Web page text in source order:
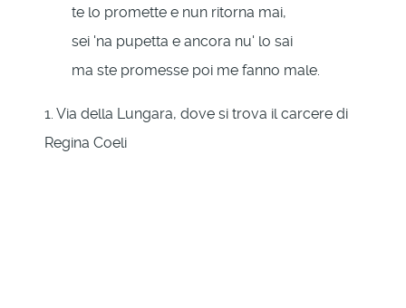
te lo promette e nun ritorna mai,
sei 'na pupetta e ancora nu' lo sai
ma ste promesse poi me fanno male.
1. Via della Lungara, dove si trova il carcere di
Regina Coeli